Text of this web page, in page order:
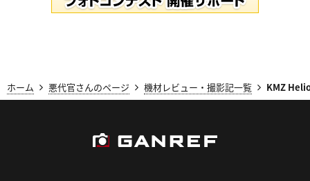
ホーム 悪代官さんのページ 機材レビュー・撮影記一覧 KMZ